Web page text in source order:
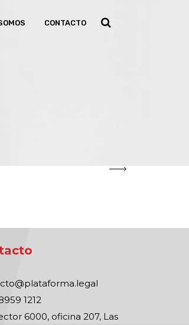
CONTACTO
1212
6000, oficina 207, Las